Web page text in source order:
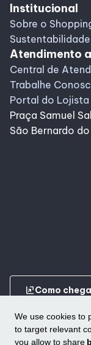
We use cookies to
to target relevant
you allow to share
Institucional
Sobre o
Sustentabilidade
Atendimento
Central de
Trabalhe
Portal do Lojista
Praça Samuel
São Bernardo
ungroupComo